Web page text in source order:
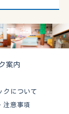
案内
クについて
注意事項